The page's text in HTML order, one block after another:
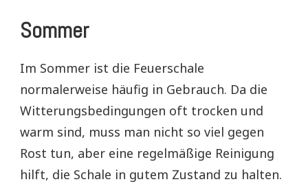
Sommer
Im Sommer ist die Feuerschale
normalerweise häufig in Gebrauch. Da die
Witterungsbedingungen oft trocken und
warm sind, muss man nicht so viel gegen
Rost tun, aber eine regelmäßige Reinigung
hilft, die Schale in gutem Zustand zu halten.